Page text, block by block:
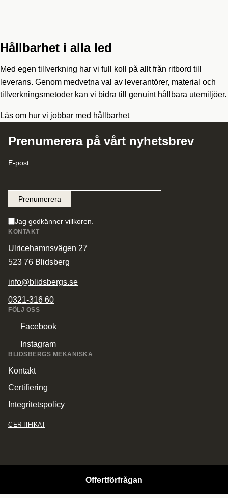
Offertförfrågan
Hållbarhet i alla led
Med egen tillverkning har vi full koll på allt från ritbord till
leverans. Genom medvetna val av leverantörer, material och
tillverkningsmetoder kan vi bidra till genuint hållbara utemiljöer.
Läs om hur vi jobbar med hållbarhet
KONTAKT
Ulricehamnsvägen 27
523 76 Blidsberg
info@blidsbergs.se
0321-316 60
FÖLJ OSS
Facebook
Instagram
BLIDSBERGS MEKANISKA
Kontakt
Certifiering
Integritetspolicy
Prenumerera på vårt nyhetsbrev
E-post
Jag godkänner villkoren
CERTIFIKAT
© Copyright 2026 Blidsbergs Mekaniska.All Rights Reserved.